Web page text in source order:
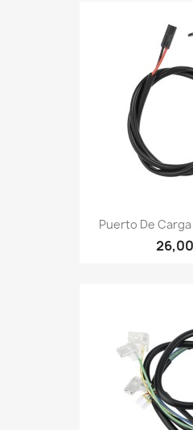
Puerto De